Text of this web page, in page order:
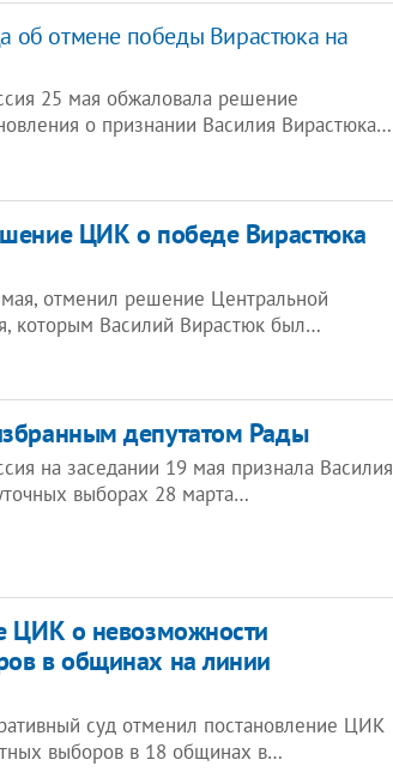
об отмене победы Вирастюка на
25 мая обжаловала решение
о признании Василия Вирастюка…
ЦИК о победе Вирастюка
отменил решение Центральной
которым Василий Вирастюк был…
депутатом Рады
на заседании 19 мая признала Василия
выборах 28 марта…
ЦИК о невозможности
в общинах на линии
суд отменил постановление ЦИК
выборов в 18 общинах в…